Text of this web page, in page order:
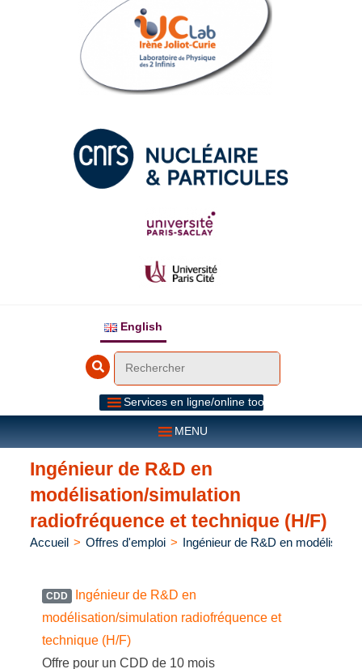
English
Services en ligne/online tools
MENU
Ingénieur de R&D en
modélisation/simulation
radiofréquence et technique (H/F)
Accueil > Offres d'emploi > Ingénieur de R&D en
CDD
Ingénieur de R&D en
modélisation/simulation radiofréquence et
technique (H/F)
Offre pour un CDD de 10 mois